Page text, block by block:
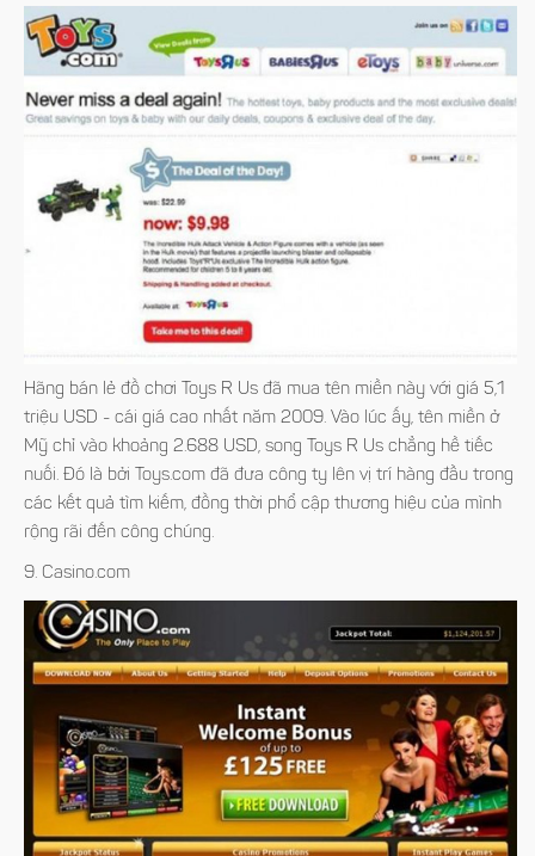
Hãng bán lẻ đồ chơi Toys R Us đã mua tên miền này với giá 5,1
triệu USD - cái giá cao nhất năm 2009. Vào lúc ấy, tên miền ở
Mỹ chỉ vào khoảng 2.688 USD, song Toys R Us chẳng hề tiếc
nuối. Đó là bởi Toys.com đã đưa công ty lên vị trí hàng đầu trong
các kết quả tìm kiếm, đồng thời phổ cập thương hiệu của mình
rộng rãi đến công chúng.
9. Casino.com